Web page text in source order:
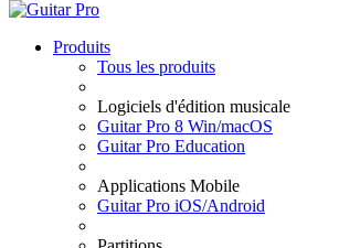
Produits
Tous les produits
Logiciels d'édition musicale
Guitar Pro 8 Win/macOS
Guitar Pro Education
Applications Mobile
Guitar Pro iOS/Android